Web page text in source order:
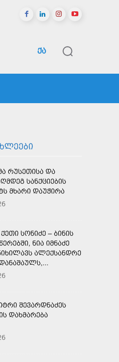
ᲥᲐ
ᲠᲣᲡᲔᲗᲘᲡᲐ ᲓᲐ
ᲡᲐᲜᲥᲪᲘᲔᲑᲘᲡ
ᲛᲮᲐᲠᲘ ᲓᲐᲣᲭᲘᲠᲐ
ᲡᲝᲜᲘᲫᲔ – ᲑᲘᲜᲘᲡ
ᲜᲘᲐ ᲘᲛᲜᲐᲫᲔ
ᲐᲚᲔᲥᲡᲐᲜᲓᲠᲔ
ᲨᲔᲕᲐᲠᲓᲜᲐᲫᲔᲡ
ᲓᲐᲮᲛᲐᲠᲔᲑᲐ